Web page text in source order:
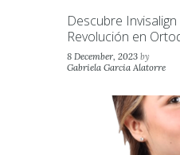
Descubre
Revolución en
8 December, 2023 by
Gabriela Garcia Alatorre